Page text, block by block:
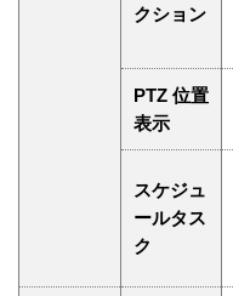
クション
PTZ 位置
表示
スケジュ
ールタス
ク